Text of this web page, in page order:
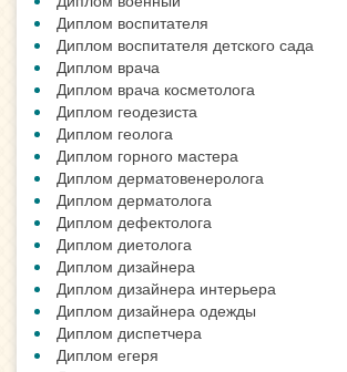
Диплом воспитателя
Диплом воспитателя детского сада
Диплом врача
Диплом врача косметолога
Диплом геодезиста
Диплом геолога
Диплом горного мастера
Диплом дерматовенеролога
Диплом дерматолога
Диплом дефектолога
Диплом диетолога
Диплом дизайнера
Диплом дизайнера интерьера
Диплом дизайнера одежды
Диплом диспетчера
Диплом егеря